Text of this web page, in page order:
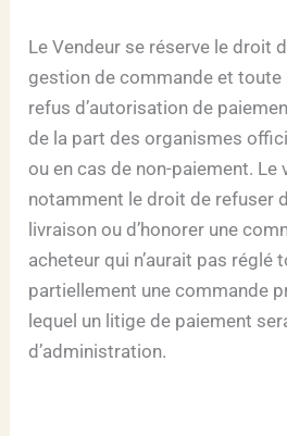
Le Vendeur se réserve le droit
gestion de commande et toute
refus d’autorisation de
de la part des organismes
ou en cas de non-paiement. Le
notamment le droit de refuser
livraison ou d’honorer une
acheteur qui n’aurait pas réglé
partiellement une commande
lequel un litige de paiement
d’administration.